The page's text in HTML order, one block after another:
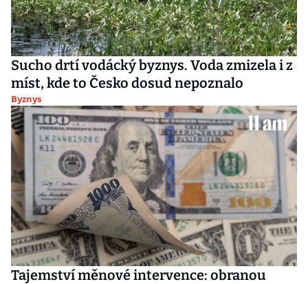
Sucho drtí vodácký byznys. Voda zmizela i z
míst, kde to Česko dosud nepoznalo
Byznys
Tajemství měnové intervence: obranou